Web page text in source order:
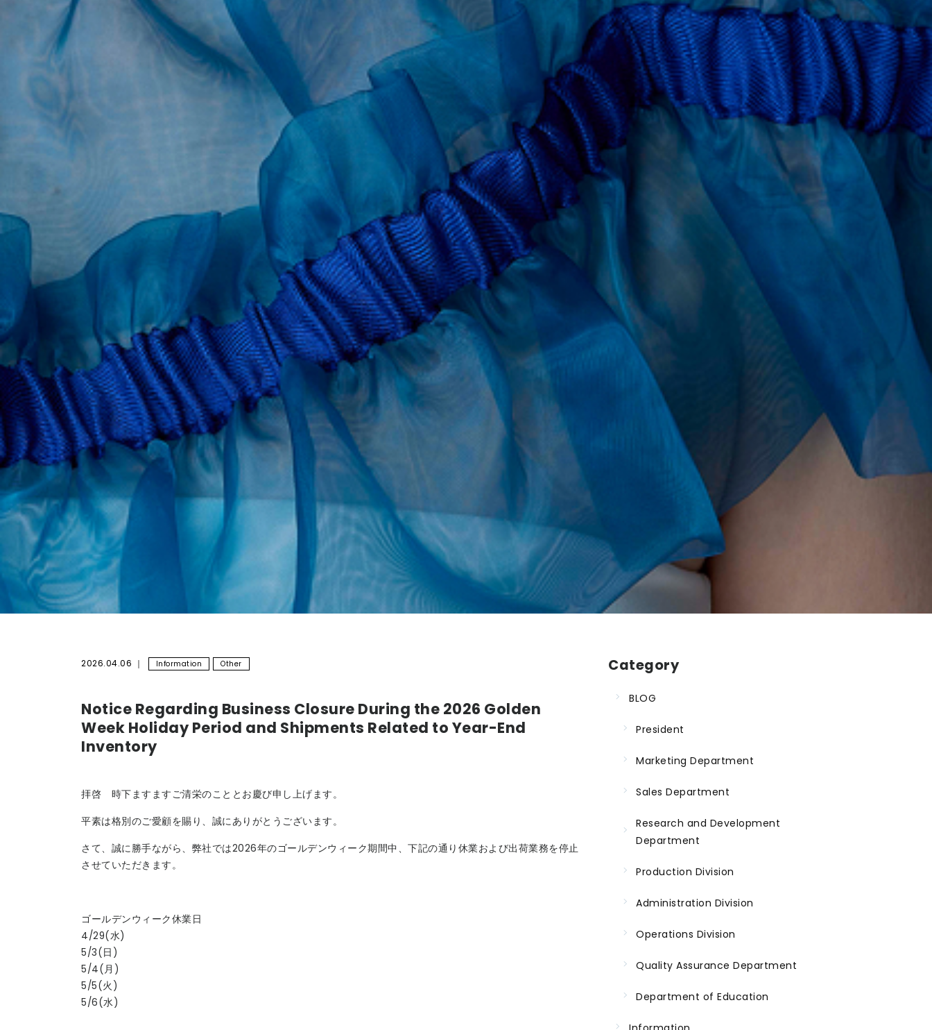
2026.04.06 Information Other
Notice Regarding Business Closure During the 2026 Golden
Week Holiday Period and Shipments Related to Year-End
Inventory
拝啓 時下ますますご清栄のこととお慶び申し上げます。
平素は格別のご愛顧を賜り、誠にありがとうございます。
さて、誠に勝手ながら、弊社では2026年のゴールデンウィーク期間中、下記の通り休業および出荷業務を停止
させていただきます。
ゴールデンウィーク休業日
4/29(水)
5/3(日)
5/4(月)
5/5(火)
5/6(水)
Category
BLOG
President
Marketing Department
Sales Department
Research and Development
Department
Production Division
Administration Division
Operations Division
Quality Assurance Department
Department of Education